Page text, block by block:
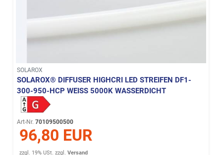
SOLAROX
SOLAROX® DIFFUSER HIGHCRI LED STREIFEN DF1-
300-950-HCP WEISS 5000K WASSERDICHT
Art-Nr. 70109500500
96,80 EUR
zzgl. 19% USt. zzgl.Versand